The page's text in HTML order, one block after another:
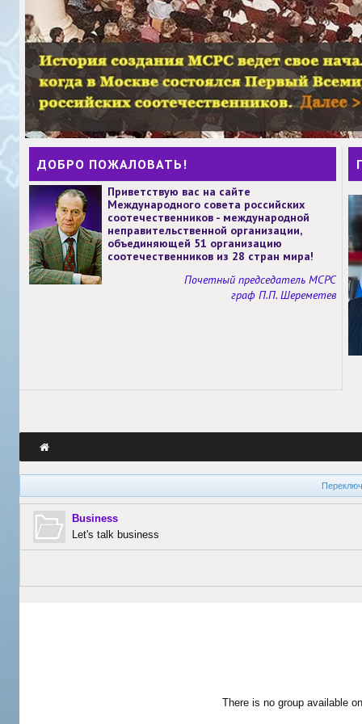
ДОБРО ПОЖАЛОВАТЬ!
Приветствую вас на сайте
Международного совета российских
соотечественников - международной
неправительственной организации,
объединяющей 51 организацию
соотечественников из 28 стран мира!
Почетный председатель МСРС
граф П.П. Шереметев
Business
Let's talk business
There is no group available